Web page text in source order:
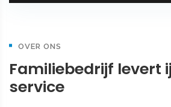
OVER ONS
Familiebedrijf levert
service